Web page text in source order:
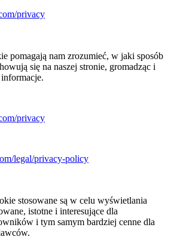
privacy
pomagają nam zrozumieć, w jaki sposób
się na naszej stronie, gromadząc i
informacje.
privacy
legal/privacy-policy
stosowane są w celu wyświetlania
istotne i interesujące dla
i tym samym bardziej cenne dla